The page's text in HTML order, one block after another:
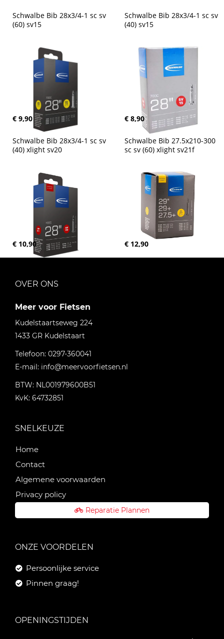
Schwalbe Bib 28x3/4-1 sc sv
(60) sv15
€ 9,90
Schwalbe Bib 28x3/4-1 sc sv
(40) sv15
€ 8,90
Schwalbe Bib 28x3/4-1 sc sv
(40) xlight sv20
€ 10,90
Schwalbe Bib 27.5x210-300
sc sv (60) xlight sv21f
€ 12,90
OVER ONS
Meer voor Fietsen
Kudelstaartseweg 224
1433 GR Kudelstaart
Telefoon: 0297-360041
E-mail: info@meervoorfietsen.nl
BTW: NL001979600B51
KvK: 64732851
SNELKEUZE
Home
Contact
Algemene voorwaarden
Privacy policy
Reparatie Plannen
ONZE VOORDELEN
Persoonlijke service
Pinnen graag!
OPENINGSTIJDEN